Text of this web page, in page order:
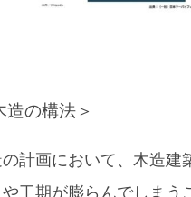
造の構法＞
計画において、木造建
工期が膨らんでしまう